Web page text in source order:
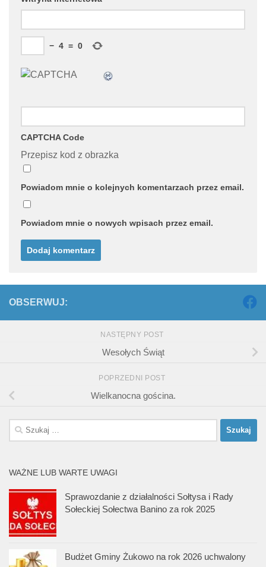
− 4 = 0
CAPTCHA Code
Przepisz kod z obrazka
Powiadom mnie o kolejnych komentarzach przez email.
Powiadom mnie o nowych wpisach przez email.
OBSERWUJ:
NASTĘPNY POST
Wesołych Świąt
POPRZEDNI POST
Wielkanocna gościna.
Szukaj:
WAŻNE LUB WARTE UWAGI
Sprawozdanie z działalności Sołtysa i Rady
Sołeckiej Sołectwa Banino za rok 2025
Budżet Gminy Żukowo na rok 2026 uchwalony